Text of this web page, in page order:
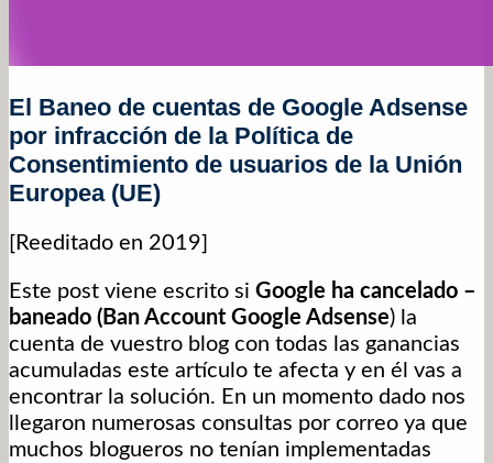
El Baneo de cuentas de Google Adsense
por infracción de la Política de
Consentimiento de usuarios de la Unión
Europea (UE)
[Reeditado en 2019]
Este post viene escrito si Google ha cancelado –
baneado (Ban Account Google Adsense) la
cuenta de vuestro blog con todas las ganancias
acumuladas este artículo te afecta y en él vas a
encontrar la solución. En un momento dado nos
llegaron numerosas consultas por correo ya que
muchos blogueros no tenían implementadas